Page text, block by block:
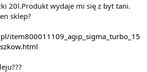
20l.Produkt wydaje mi się z byt tani.
sklep?
item800011109_agip_sigma_turbo_15